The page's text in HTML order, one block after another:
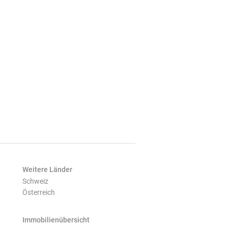
Weitere Länder
Schweiz
Österreich
Immobilienübersicht